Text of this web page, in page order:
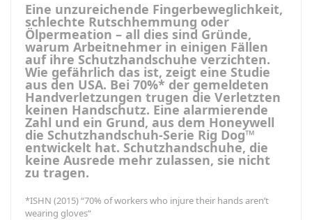
Eine unzureichende Fingerbeweglichkeit,
schlechte Rutschhemmung oder
Ölpermeation – all dies sind Gründe,
warum Arbeitnehmer in einigen Fällen
auf ihre Schutzhandschuhe verzichten.
Wie gefährlich das ist, zeigt eine Studie
aus den USA. Bei 70%* der gemeldeten
Handverletzungen trugen die Verletzten
keinen Handschutz. Eine alarmierende
Zahl und ein Grund, aus dem Honeywell
die Schutzhandschuh-Serie Rig Dog™
entwickelt hat. Schutzhandschuhe, die
keine Ausrede mehr zulassen, sie nicht
zu tragen.
*ISHN (2015) “70% of workers who injure their hands aren’t
wearing gloves“